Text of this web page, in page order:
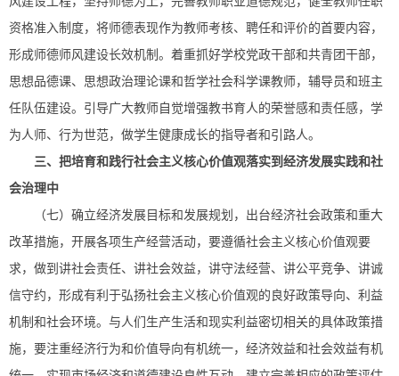
资格准入制度，将师德表现作为教师考核、聘任和评价的首要内容，
形成师德师风建设长效机制。着重抓好学校党政干部和共青团干部，
思想品德课、思想政治理论课和哲学社会科学课教师，辅导员和班主
任队伍建设。引导广大教师自觉增强教书育人的荣誉感和责任感，学
为人师、行为世范，做学生健康成长的指导者和引路人。
三、把培育和践行社会主义核心价值观落实到经济发展实践和社
会治理中
（七）确立经济发展目标和发展规划，出台经济社会政策和重大
改革措施，开展各项生产经营活动，要遵循社会主义核心价值观要
求，做到讲社会责任、讲社会效益，讲守法经营、讲公平竞争、讲诚
信守约，形成有利于弘扬社会主义核心价值观的良好政策导向、利益
机制和社会环境。与人们生产生活和现实利益密切相关的具体政策措
施，要注重经济行为和价值导向有机统一，经济效益和社会效益有机